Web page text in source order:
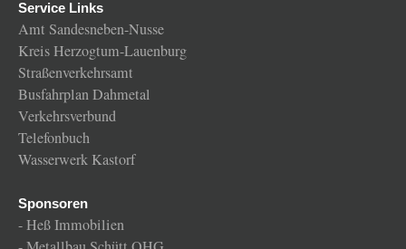
Service Links
Amt Sandesneben-Nusse
Kreis Herzogtum-Lauenburg
Straßenverkehrsamt
Busfahrplan Dahmetal
Verkehrsverbund
Telefonbuch
Wasserwerk Kastorf
Sponsoren
-Heß Immobilien